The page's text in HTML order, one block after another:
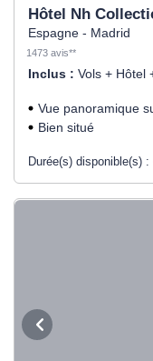
Hôtel Nh
Espagne - Madrid
1473 avis**
Inclus : Vols + Hôtel
Vue panoramique
Bien situé
Durée(s) disponible(s) :